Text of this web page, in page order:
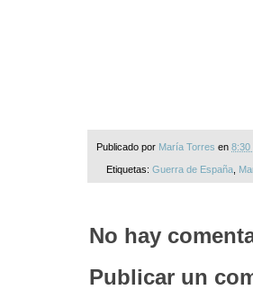
Publicado por María Torres en 8:30
Etiquetas: Guerra de España,
No hay
Publicar un